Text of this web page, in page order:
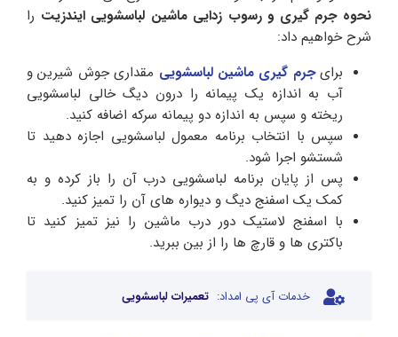
نحوه جرم گیری و رسوب زدایی ماشین لباسشویی ایندزیت را
شرح خواهیم داد:
برایجرم گیری ماشین لباسشویی مقداری جوش شیرین و
آب به اندازه یک پیمانه را درون دیگ خالی لباسشویی
ریخته و سپس به اندازه دو پیمانه سرکه اضافه کنید.
سپس با انتخاب برنامه معمول لباسشویی اجازه دهید تا
شستشو اجرا شود.
پس از پایان برنامه لباسشویی درب آن را باز کرده و به
کمک یک اسفنج دیگ و دیواره های آن را تمیز کنید.
با اسفنج لاستیک دور درب ماشین را نیز تمیز کنید تا
باکتری ها و قارچ ها را از بین ببرید.
خدمات آی پی امداد: تعمیرات لباسشویی